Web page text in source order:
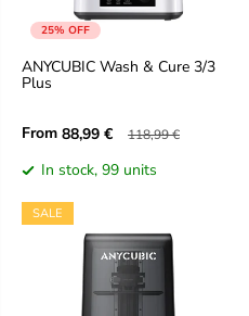
25% OFF
ANYCUBIC Wash & Cure 3/3
Plus
From 88,99 € 118,99 €
In stock, 99 units
SALE